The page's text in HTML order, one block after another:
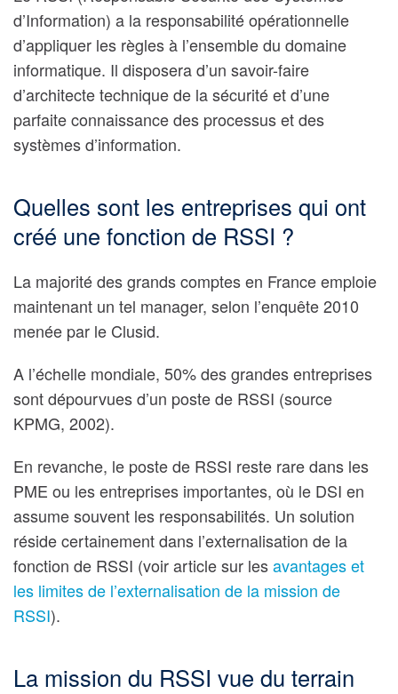
d’Information) a la responsabilité opérationnelle
d’appliquer les règles à l’ensemble du domaine
informatique. Il disposera d’un savoir-faire
d’architecte technique de la sécurité et d’une
parfaite connaissance des processus et des
systèmes d’information.
Quelles sont les entreprises qui ont
créé une fonction de RSSI ?
La majorité des grands comptes en France emploie
maintenant un tel manager, selon l’enquête 2010
menée par le Clusid.
A l’échelle mondiale, 50% des grandes entreprises
sont dépourvues d’un poste de RSSI (source
KPMG, 2002).
En revanche, le poste de RSSI reste rare dans les
PME ou les entreprises importantes, où le DSI en
assume souvent les responsabilités. Un solution
réside certainement dans l’externalisation de la
fonction de RSSI (voir article sur lesavantages et
les limites de l’externalisation de la mission de
RSSI).
La mission du RSSI vue du terrain